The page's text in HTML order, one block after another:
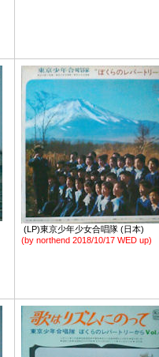
(LP)東京少年少女合唱隊 (日本)
(by northend 2018/10/17 WED up)